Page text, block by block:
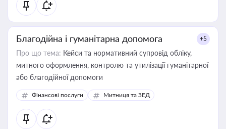
Благодійна і гуманітарна допомога +5
Про що тема: Кейси та нормативний супровід обліку,
митного оформлення, контролю та утилізації гуманітарної
або благодійної допомоги
Фінансові послуги Митниця та ЗЕД